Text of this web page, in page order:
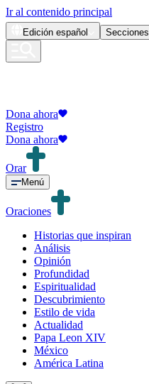
Ir al contenido principal
Edición español Secciones
Dona ahora
Registro
Dona ahora
Orar
Menú
Oraciones
Historias que inspiran
Análisis
Opinión
Profundidad
Espiritualidad
Descubrimiento
Estilo de vida
Actualidad
Papa Leon XIV
México
América Latina